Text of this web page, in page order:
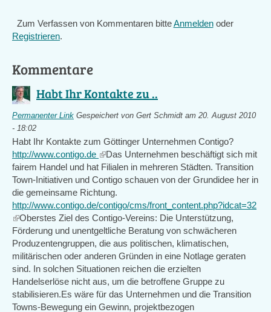
Zum Verfassen von Kommentaren bitteAnmeldenoder
Registrieren.
Kommentare
Habt Ihr Kontakte zu ..
Permanenter Link Gespeichert von Gert Schmidt am 20. August 2010
- 18:02
Habt Ihr Kontakte zum Göttinger Unternehmen Contigo?
http://www.contigo.de (link
is
external)
Das Unternehmen beschäftigt sich mit
fairem Handel und hat Filialen in mehreren Städten. Transition
Town-Initiativen und Contigo schauen von der Grundidee her in
die gemeinsame Richtung.
http://www.contigo.de/contigo/cms/front_content.php?idcat=32
(link
is
external)
Oberstes Ziel des Contigo-Vereins: Die Unterstützung,
Förderung und unentgeltliche Beratung von schwächeren
Produzentengruppen, die aus politischen, klimatischen,
militärischen oder anderen Gründen in eine Notlage geraten
sind. In solchen Situationen reichen die erzielten
Handelserlöse nicht aus, um die betroffene Gruppe zu
stabilisieren.Es wäre für das Unternehmen und die Transition
Towns-Bewegung ein Gewinn, projektbezogen